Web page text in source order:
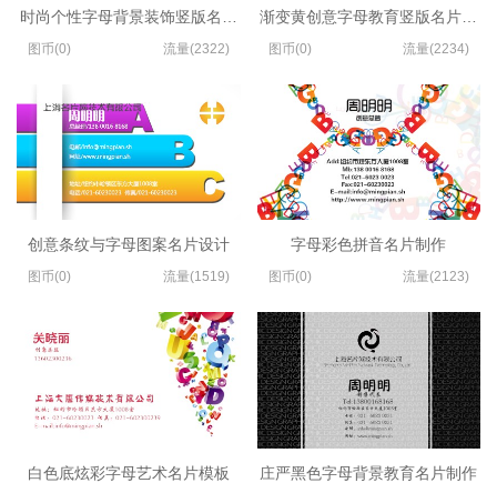
时尚个性字母背景装饰竖版名片模板
图币(0) 流量(2322)
创意条纹与字母图案名片设计
图币(0) 流量(1519)
白色底炫彩字母艺术名片模板
渐变黄创意字母教育竖版名片设计
图币(0) 流量(2234)
字母彩色拼音名片制作
图币(0) 流量(2123)
庄严黑色字母背景教育名片制作